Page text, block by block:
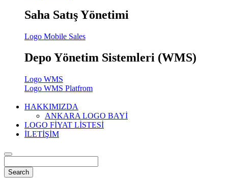
Saha Satış Yönetimi
Logo Mobile Sales
Depo Yönetim Sistemleri (WMS)
Logo WMS
Logo WMS Platfrom
HAKKIMIZDA
ANKARA LOGO BAYİ
LOGO FİYAT LİSTESİ
İLETİŞİM